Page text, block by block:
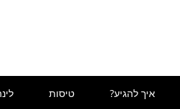
איך להגיע? טיסות